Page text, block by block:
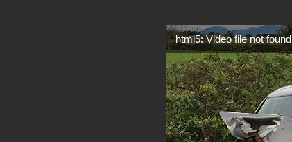
html5: Video file not found